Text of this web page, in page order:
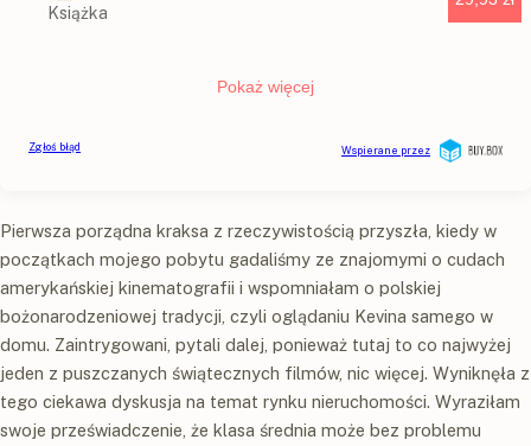
Pierwsza porządna kraksa z rzeczywistością przyszła, kiedy w
początkach mojego pobytu gadaliśmy ze znajomymi o cudach
amerykańskiej kinematografii i wspomniałam o polskiej
bożonarodzeniowej tradycji, czyli oglądaniu Kevina samego w
domu. Zaintrygowani, pytali dalej, ponieważ tutaj to co najwyżej
jeden z puszczanych świątecznych filmów, nic więcej. Wyniknęła z
tego ciekawa dyskusja na temat rynku nieruchomości. Wyraziłam
swoje przeświadczenie, że klasa średnia może bez problemu